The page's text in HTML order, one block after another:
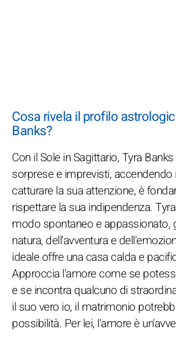
Cosa rivela il profilo
Banks?
Con il Sole in Sagittario, Tyra
sorprese e imprevisti, accendendo
catturare la sua attenzione, è
rispettare la sua indipendenza.
modo spontaneo e appassionato,
natura, dell'avventura e
ideale offre una casa calda e
Approccia l'amore come se
e se incontra qualcuno di
il suo vero io, il matrimonio
possibilità. Per lei, l'amore è